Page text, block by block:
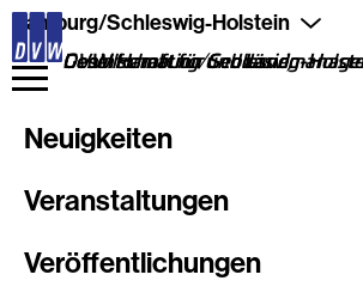
Direkt
zum
Inhalt
DVW Hamburg/Schleswig-
Gesellschaft für Geodäsie, Geoinformation und
Hamburg/Schleswig-Holstein
Neuigkeiten
Veranstaltungen
Veröffentlichungen